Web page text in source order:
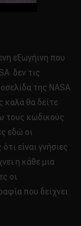
εξωγήινη που
δεν τις
της NASA
καλά θα δείτε
τους κωδικούς
εδώ οι
είναι γνήσιες
η κάθε μια
οι
που δείχνει